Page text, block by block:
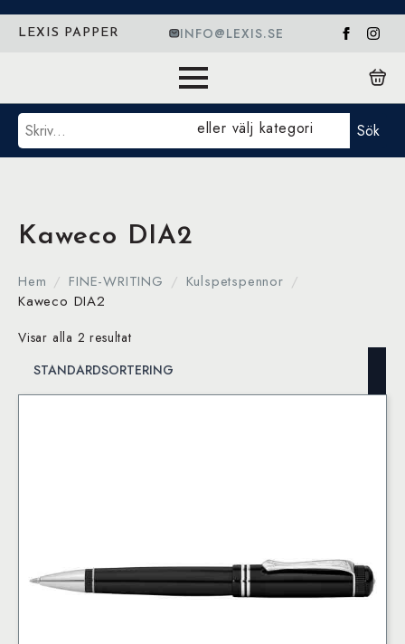
LEXIS PAPPER INFO@LEXIS.SE
Sök eller välj kategori Sök
Kaweco DIA2
Hem FINE-WRITING
Kulspetspennor
Kaweco DIA2
Visar alla 2 resultat